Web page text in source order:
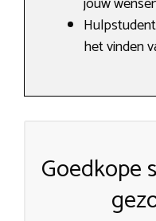
het vinden
Goedkope